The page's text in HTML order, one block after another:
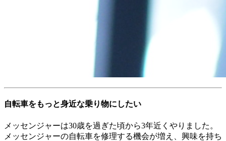
自転車をもっと身近な乗り物にしたい
メッセンジャーは30歳を過ぎた頃から3年近くやりました。
メッセンジャーの自転車を修理する機会が増え、興味を持ち